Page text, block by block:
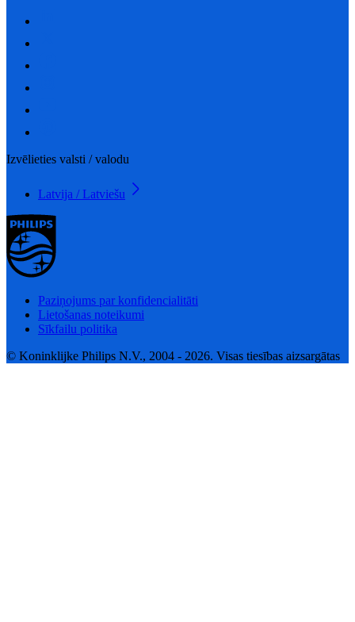
Izvēlieties valsti / valodu
Latvija / Latviešu
Paziņojums par konfidencialitāti
Lietošanas noteikumi
Sīkfailu politika
© Koninklijke Philips N.V., 2004 - 2026. Visas tiesības aizsargātas